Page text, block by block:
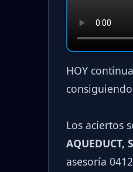
HOY
Los aciertos
AQUEDUCT,
asesoría